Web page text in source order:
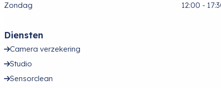
Zondag
12:00 -
Diensten
Camera verzekering
Studio
Sensorclean